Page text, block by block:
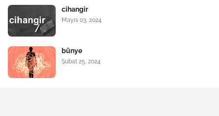
cihangir
Mayıs 03, 2024
bünye
Şubat 25, 2024